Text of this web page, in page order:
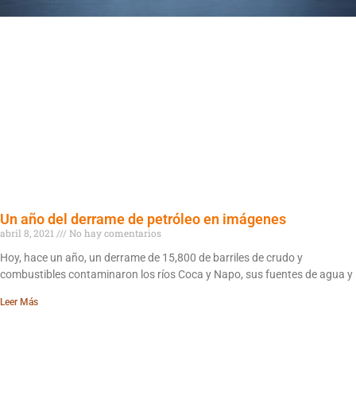
Un año del derrame de petróleo en imágenes
abril 8, 2021
No hay comentarios
Hoy, hace un año, un derrame de 15,800 de barriles de crudo y
combustibles contaminaron los ríos Coca y Napo, sus fuentes de agua y
Leer Más